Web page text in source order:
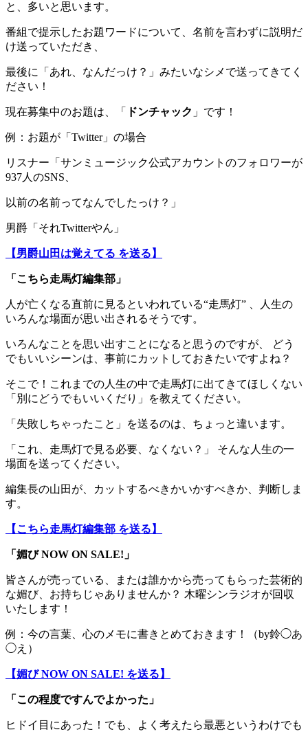
と、多いと思います。
番組で提示したお題ワードについて、名前を言わずに説明だ
け送っていただき、
最後に「あれ、なんだっけ？」みたいなシメで送ってきてく
ださい！
現在募集中のお題は、「 ドンチャック 」です！
例：お題が「Twitter」の場合
リスナー「サンミュージック公式アカウントのフォロワーが
937人のSNS、
以前の名前ってなんでしたっけ？」
男爵「それTwitterやん」
【男爵山田は覚えてる を送る】
「こちら走馬灯編集部」
人が亡くなる直前に見るといわれている“走馬灯” 、人生の
いろんな場面が思い出されるそうです。
いろんなことを思い出すことになると思うのですが、 どう
でもいいシーンは、事前にカットしておきたいですよね？
そこで！これまでの人生の中で走馬灯に出てきてほしくない
「別にどうでもいいくだり」を教えてください。
「失敗しちゃったこと」を送るのは、ちょっと違います。
「これ、走馬灯で見る必要、なくない？」 そんな人生の一
場面を送ってください。
編集長の山田が、カットするべきかいかすべきか、判断しま
す。
【こちら走馬灯編集部 を送る】
「媚び NOW ON SALE!」
皆さんが売っている、または誰かから売ってもらった芸術的
な媚び、お持ちじゃありませんか？ 木曜シンラジオが回収
いたします！
例：今の言葉、心のメモに書きとめておきます！（by鈴◯あ
◯え）
【媚び NOW ON SALE! を送る】
「この程度ですんでよかった」
ヒドイ目にあった！でも、よく考えたら最悪というわけでも